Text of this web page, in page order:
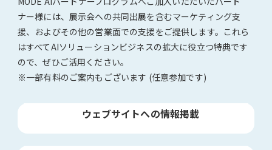
ナー様には、展示会への共同出展を含むマーケティング支
援、およびその他の営業面での支援をご提供します。これら
はすべてAIソリューションビジネスの拡大に役立つ特典です
ので、ぜひご活用ください。
※一部有料のご案内もございます (任意参加です)
ウェブサイトへの情報掲載